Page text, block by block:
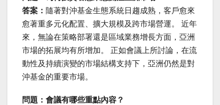
答案： 隨著對沖基金生態系統日趨成熟，客戶愈來
愈著重多元化配置、擴大規模及跨市場營運。 近年
來，無論在策略部署還是區域業務增長方面，亞洲
市場的拓展均有所增加。 正如會議上所討論，在流
動性及持續演變的市場結構支持下，亞洲仍然是對
沖基金的重要市場。
問題：會議有哪些重點內容？